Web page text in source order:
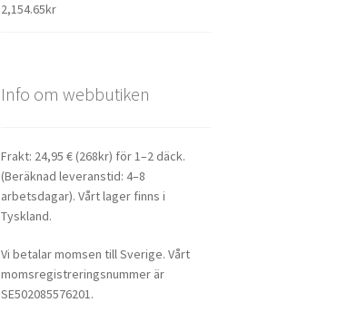
2,154.65kr
Info om webbutiken
Frakt: 24,95 € (268kr) för 1–2 däck.
(Beräknad leveranstid: 4–8
arbetsdagar). Vårt lager finns i
Tyskland.
Vi betalar momsen till Sverige. Vårt
momsregistreringsnummer är
SE502085576201.